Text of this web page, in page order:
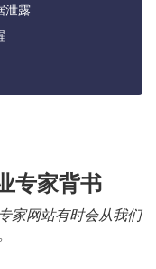
泄露
专家背书
家网站有时会从我们